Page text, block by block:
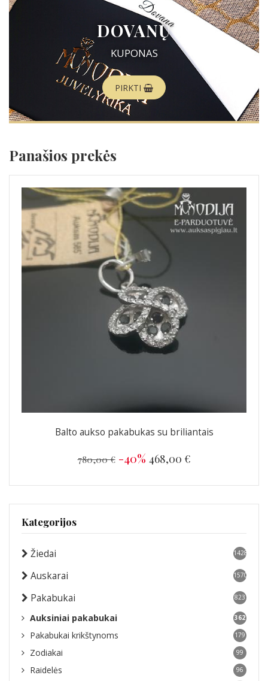
DOVANŲ
KUPONAS
PIRKTI
Panašios prekės
Balto aukso pakabukas su briliantais
780,00 € -40% 468,00 €
Kategorijos
Žiedai 1428
Auskarai 1570
Pakabukai 823
Auksiniai pakabukai 362
Pakabukai krikštynoms 179
Zodiakai 99
Raidelės 96